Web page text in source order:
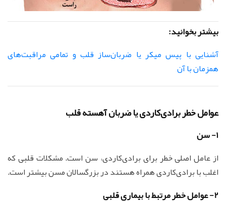
بیشتر بخوانید:
آشنایی با پیس میکر یا ضربان‌ساز قلب و تمامی مراقبت‌های
همزمان با آن
عوامل خطر برادی‌کاردی یا ضربان آهسته قلب
1- سن
از عامل اصلی خطر برای برادی‌کاردی، سن است. مشکلات قلبی که
اغلب با برادی‌کاردی همراه هستند در بزرگسالان مسن بیشتر است.
2- عوامل خطر مرتبط با بیماری قلبی